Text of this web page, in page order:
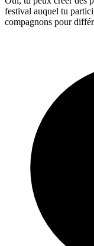
festival auquel tu
compagnons pour